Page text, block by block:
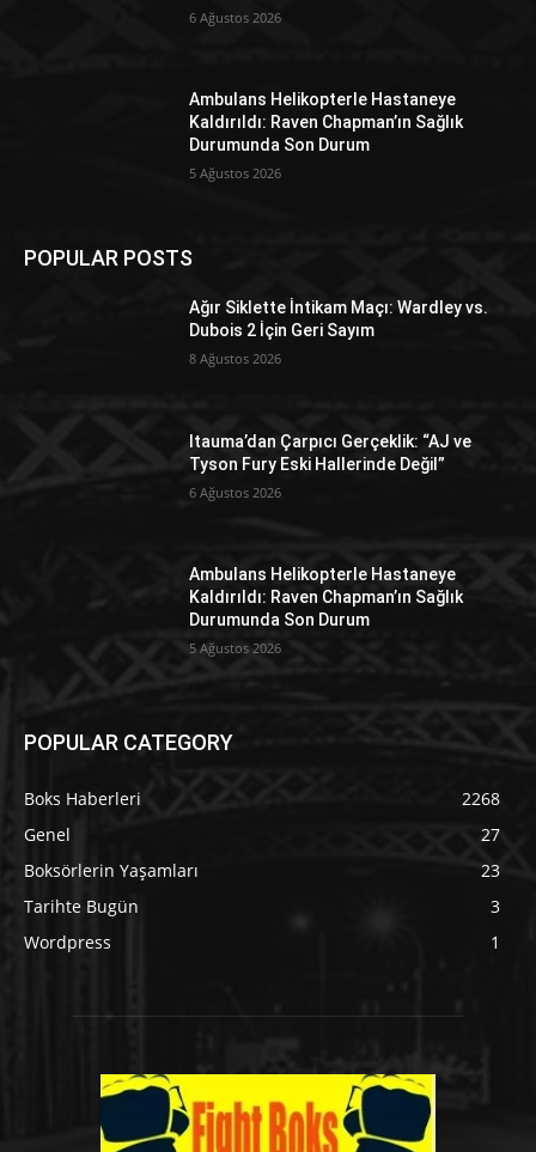
6 Ağustos 2026
Ambulans Helikopterle Hastaneye
Kaldırıldı: Raven Chapman’ın Sağlık
Durumunda Son Durum
5 Ağustos 2026
POPULAR POSTS
Ağır Siklette İntikam Maçı: Wardley vs.
Dubois 2 İçin Geri Sayım
8 Ağustos 2026
Itauma’dan Çarpıcı Gerçeklik: “AJ ve
Tyson Fury Eski Hallerinde Değil”
6 Ağustos 2026
Ambulans Helikopterle Hastaneye
Kaldırıldı: Raven Chapman’ın Sağlık
Durumunda Son Durum
5 Ağustos 2026
POPULAR CATEGORY
Boks Haberleri
2268
Genel
27
Boksörlerin Yaşamları
23
Tarihte Bugün
3
Wordpress
1